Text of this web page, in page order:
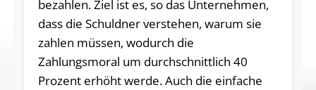
bezahlen. Ziel ist es, so das Unternehmen,
dass die Schuldner verstehen, warum sie
zahlen müssen, wodurch die
Zahlungsmoral um durchschnittlich 40
Prozent erhöht werde. Auch die einfache